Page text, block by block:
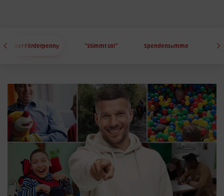
Der Förderpenny "Stimmt so!" Spendensumme